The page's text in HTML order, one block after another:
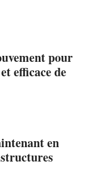
pour
efficace de
en